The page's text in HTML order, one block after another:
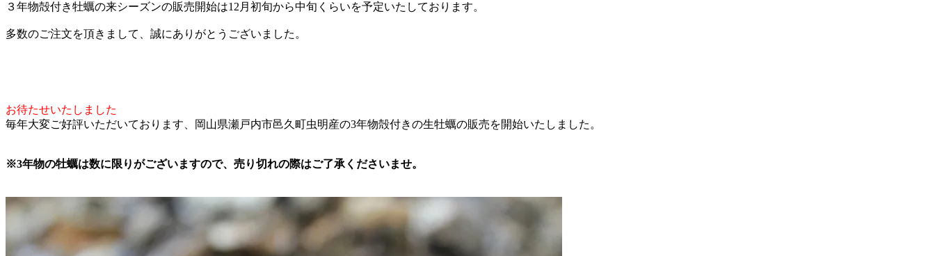
３年物殻付き牡蠣の来シーズンの販売開始は12月初旬から中旬くらいを予定いたしております。
多数のご注文を頂きまして、誠にありがとうございました。
お待たせいたしました
毎年大変ご好評いただいております、岡山県瀬戸内市邑久町虫明産の3年物殻付きの生牡蠣の販売を開始いたしました。
※3年物の牡蠣は数に限りがございますので、売り切れの際はご了承くださいませ。